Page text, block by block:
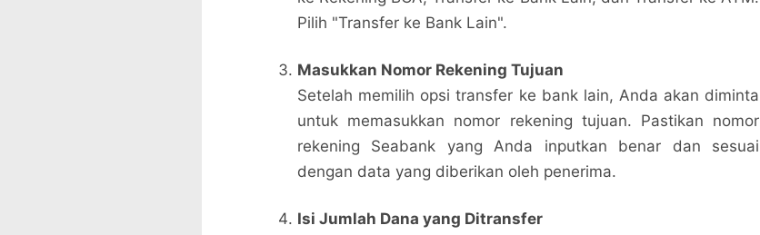
Pilih "Transfer ke Bank Lain".
Masukkan Nomor Rekening Tujuan
Setelah memilih opsi transfer ke bank lain, Anda akan diminta
untuk memasukkan nomor rekening tujuan. Pastikan nomor
rekening Seabank yang Anda inputkan benar dan sesuai
dengan data yang diberikan oleh penerima.
Isi Jumlah Dana yang Ditransfer